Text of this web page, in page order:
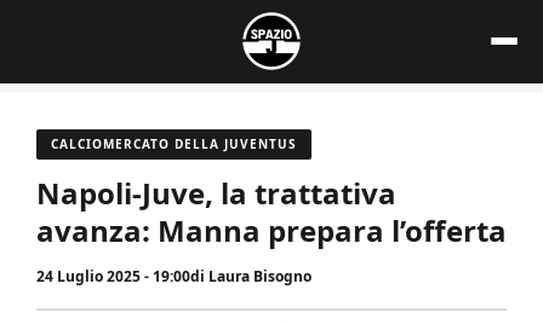
contenuto
CALCIOMERCATO DELLA JUVENTUS
Napoli-Juve, la trattativa
avanza: Manna prepara l’offerta
24 Luglio 2025 - 19:00di Laura Bisogno